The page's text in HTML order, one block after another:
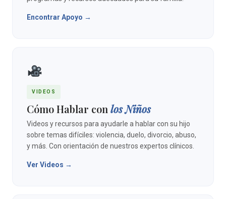
Encontrar Apoyo →
VIDEOS
Cómo Hablar con los Niños
Videos y recursos para ayudarle a hablar con su hijo
sobre temas difíciles: violencia, duelo, divorcio, abuso,
y más. Con orientación de nuestros expertos clínicos.
Ver Videos →